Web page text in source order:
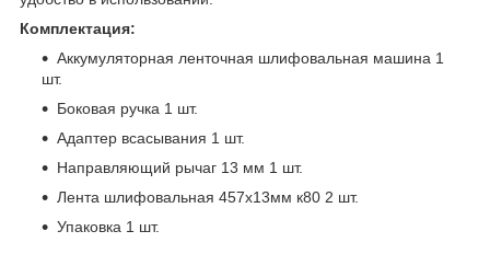
Комплектация:
Аккумуляторная ленточная шлифовальная машина 1
шт.
Боковая ручка 1 шт.
Адаптер всасывания 1 шт.
Направляющий рычаг 13 мм 1 шт.
Лента шлифовальная 457х13мм к80 2 шт.
Упаковка 1 шт.